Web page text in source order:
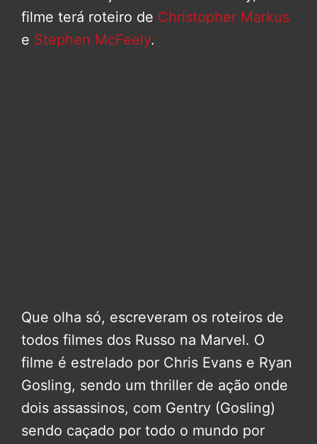
filme terá roteiro de Christopher Markus
e Stephen McFeely.
Que olha só, escreveram os roteiros de
todos filmes dos Russo na Marvel. O
filme é estrelado por Chris Evans e Ryan
Gosling, sendo um thriller de ação onde
dois assassinos, com Gentry (Gosling)
sendo caçado por todo o mundo por